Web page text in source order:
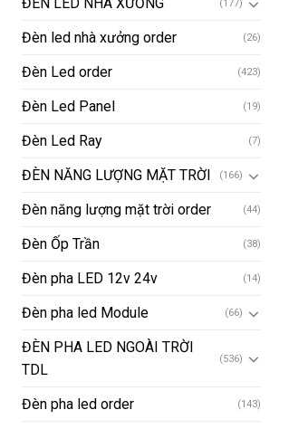
(177)
Đèn led nhà xưởng order (26)
Đèn Led order (423)
Đèn Led Panel (19)
Đèn Led Ray (7)
ĐÈN NĂNG LƯỢNG MẶT TRỜI (166)
Đèn năng lượng mặt trời order (44)
Đèn Ốp Trần (38)
Đèn pha LED 12v 24v (14)
Đèn pha led Module (66)
ĐÈN PHA LED NGOÀI TRỜI
TDL
(536)
Đèn pha led order (143)